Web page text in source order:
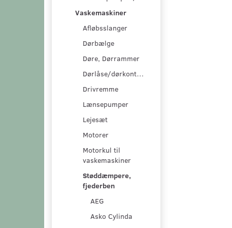
Vaskemaskiner
Afløbsslanger
Dørbælge
Døre, Dørrammer
Dørlåse/dørkontakter
Drivremme
Lænsepumper
Lejesæt
Motorer
Motorkul til
vaskemaskiner
Støddæmpere,
fjederben
AEG
Asko Cylinda